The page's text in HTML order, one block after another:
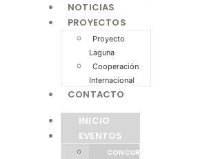
NOTICIAS
PROYECTOS
Proyecto
Laguna
Cooperación
Internacional
CONTACTO
INICIO
EVENTOS
CONCURSO